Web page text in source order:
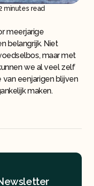
minutes read
meerjarige
belangrijk. Niet
maar met
we al veel zelf
eenjarigen blijven
maken.